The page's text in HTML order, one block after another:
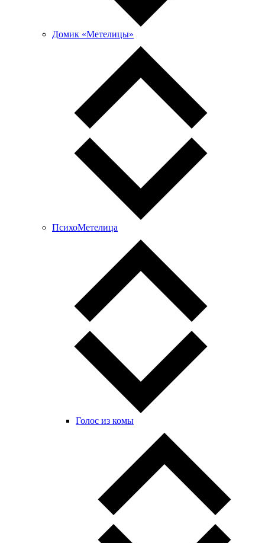
Домик «Метелицы»
ПсихоМетелица
Голос из комы